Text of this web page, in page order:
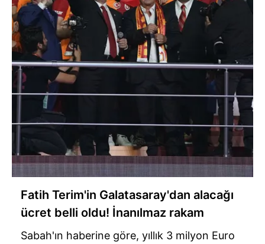
Fatih Terim'in Galatasaray'dan alacağı
ücret belli oldu! İnanılmaz rakam
Sabah'ın haberine göre, yıllık 3 milyon Euro